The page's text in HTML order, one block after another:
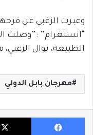
وعبرت الزغبي عن
“انستغرام” :”وصلت
الطبيعة، نوال
مهرجان بابل الدولي
فيسبوك